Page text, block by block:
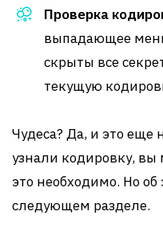
Проверка
выпадающее
скрыты все
текущую
Чудеса? Да, и это еще
узнали кодировку, вы
это необходимо. Но
следующем разделе.